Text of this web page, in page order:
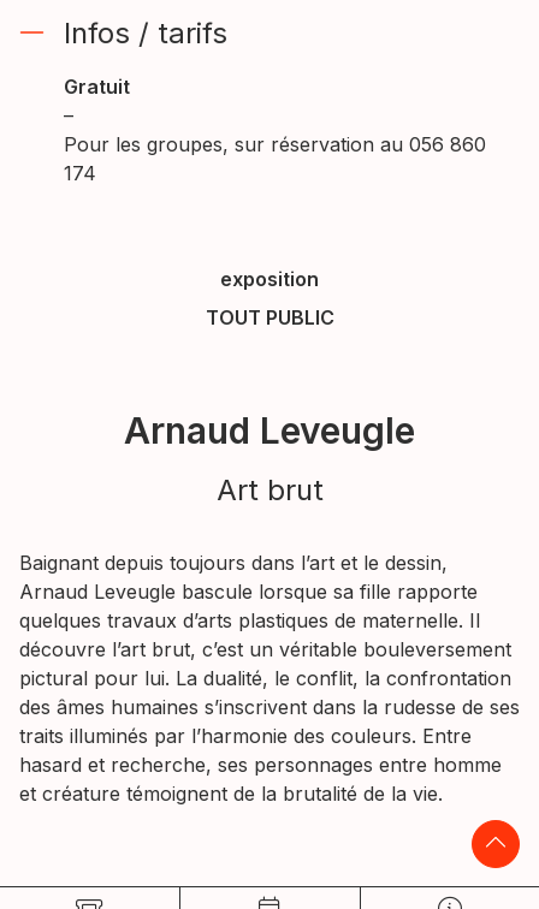
Infos / tarifs
Gratuit
–
Pour les groupes, sur réservation au 056 860
174
exposition
TOUT PUBLIC
Arnaud Leveugle
Art brut
Baignant depuis toujours dans l’art et le dessin,
Arnaud Leveugle bascule lorsque sa fille rapporte
quelques travaux d’arts plastiques de maternelle. Il
découvre l’art brut, c’est un véritable bouleversement
pictural pour lui. La dualité, le conflit, la confrontation
des âmes humaines s’inscrivent dans la rudesse de ses
traits illuminés par l’harmonie des couleurs. Entre
hasard et recherche, ses personnages entre homme
et créature témoignent de la brutalité de la vie.